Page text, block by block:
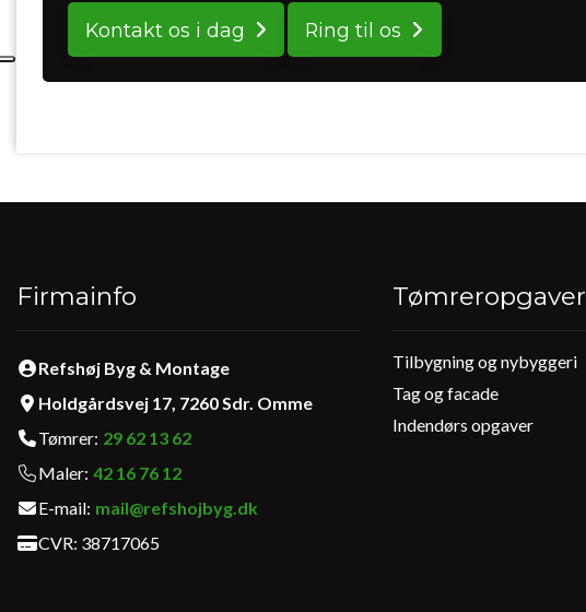
Kontakt os i dag Ring til os
Firmainfo
Refshøj Byg & Montage
Holdgårdsvej 17, 7260 Sdr. Omme
Tømrer: 29 62 13 62
Maler: 42 16 76 12
E-mail: mail@refshojbyg.dk
CVR: 38717065
Tømreropgaver
Primær
navigation
Tilbygning og nybyggeri
Tag og facade
Indendørs opgaver